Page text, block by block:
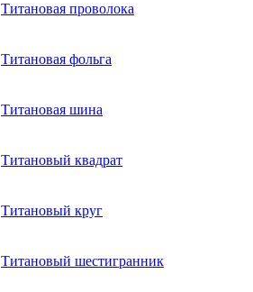
Титановая проволока
Титановая фольга
Титановая шина
Титановый квадрат
Титановый круг
Титановый шестигранник